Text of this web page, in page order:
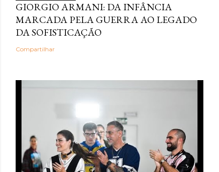
GIORGIO ARMANI: DA INFÂNCIA
MARCADA PELA GUERRA AO LEGADO
DA SOFISTICAÇÃO
Compartilhar